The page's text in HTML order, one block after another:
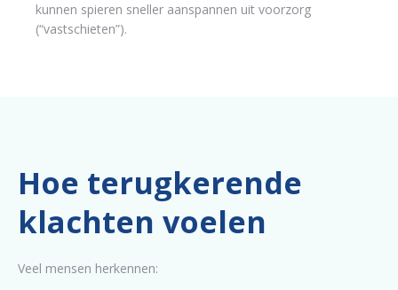
kunnen spieren sneller aanspannen uit voorzorg
(“vastschieten”).
Hoe terugkerende
klachten voelen
Veel mensen herkennen: